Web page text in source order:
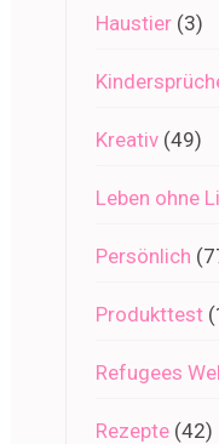
Haustier (3)
Kreativ (49)
Leben ohne
Persönlich
Produkttest
Refugees
Rezepte (42)